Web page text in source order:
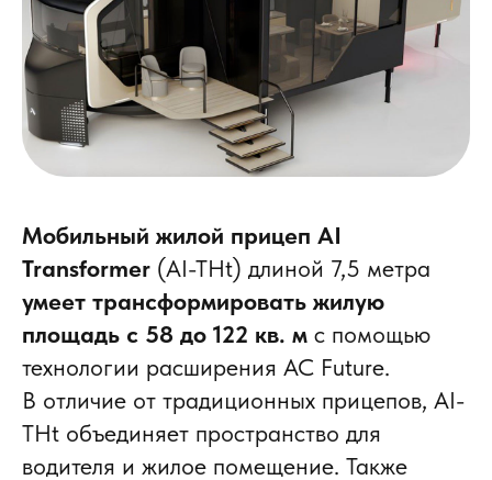
Мобильный жилой прицеп AI
Transformer (AI-THt) длиной 7,5 метра
умеет трансформировать жилую
площадь с 58 до 122 кв. м с помощью
технологии расширения AC Future.
В отличие от традиционных прицепов, AI-
THt объединяет пространство для
водителя и жилое помещение. Также